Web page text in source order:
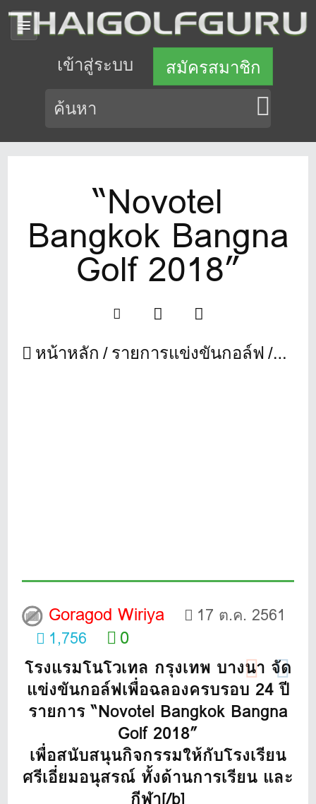
เข้าสู่ระบบ สมัครสมาชิก
“Novotel
Bangkok Bangna
Golf 2018”
หน้าหลัก รายการแข่งขันกอล์ฟ
Goragod Wiriya
17 ต.ค. 2561
1,756
0
โรงแรมโนโวเทล กรุงเทพ บางนา จัด
แข่งขันกอล์ฟเพื่อฉลองครบรอบ 24 ปี
รายการ “Novotel Bangkok Bangna
Golf 2018”
เพื่อสนับสนุนกิจกรรมให้กับโรงเรียน
ศรีเอี่ยมอนุสรณ์ ทั้งด้านการเรียน และ
กีฬา[/b]